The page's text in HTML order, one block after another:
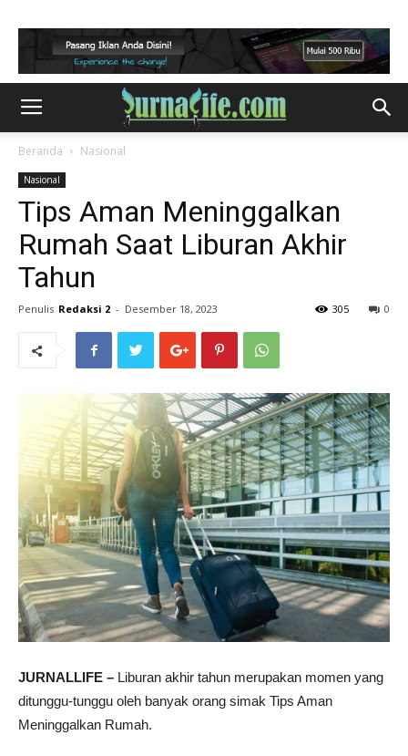
Beranda Nasional
Nasional
Tips Aman Meninggalkan
Rumah Saat Liburan Akhir
Tahun
Penulis Redaksi 2 - Desember 18, 2023 0
305
JURNALLIFE – Liburan akhir tahun merupakan momen yang
ditunggu-tunggu oleh banyak orang simak Tips Aman
Meninggalkan Rumah.